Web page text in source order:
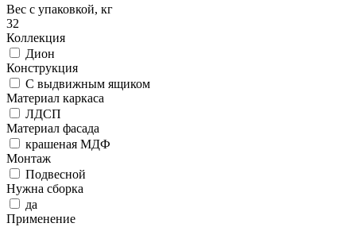
Вес с упаковкой, кг
32
Коллекция
Дион
Конструкция
С выдвижным ящиком
Материал каркаса
ЛДСП
Материал фасада
крашеная МДФ
Монтаж
Подвесной
Нужна сборка
да
Применение